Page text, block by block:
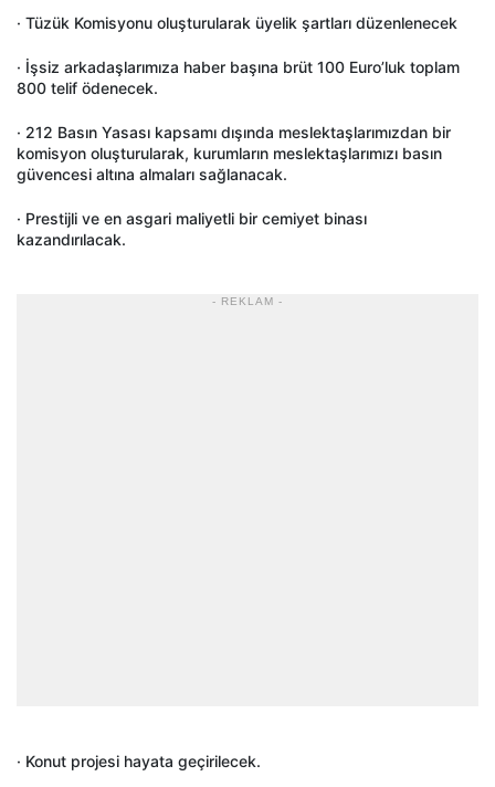
· Tüzük Komisyonu oluşturularak üyelik şartları düzenlenecek
· İşsiz arkadaşlarımıza haber başına brüt 100 Euro’luk toplam
800 telif ödenecek.
· 212 Basın Yasası kapsamı dışında meslektaşlarımızdan bir
komisyon oluşturularak, kurumların meslektaşlarımızı basın
güvencesi altına almaları sağlanacak.
· Prestijli ve en asgari maliyetli bir cemiyet binası
kazandırılacak.
- REKLAM -
· Konut projesi hayata geçirilecek.